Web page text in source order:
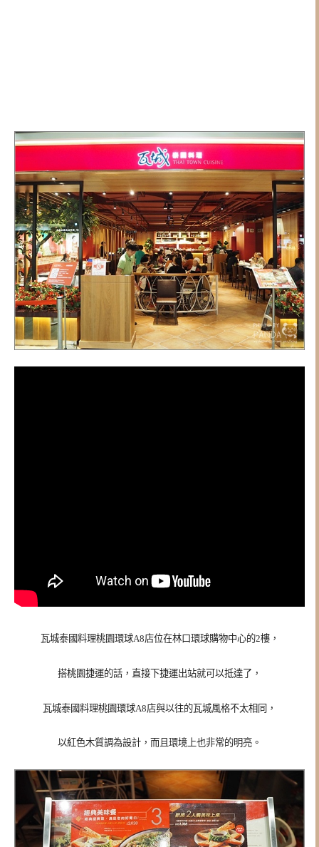
瓦城泰國料理桃園環球A8店位在林口環球購物中心的2樓，
搭桃園捷運的話，直接下捷運出站就可以抵達了，
瓦城泰國料理桃園環球A8店與以往的瓦城風格不太相同，
以紅色木質調為設計，而且環境上也非常的明亮。